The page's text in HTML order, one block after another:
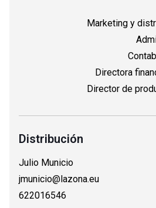
Marketing y
Directora
Director de
Distribución
Julio Municio
jmunicio@lazona.eu
622016546